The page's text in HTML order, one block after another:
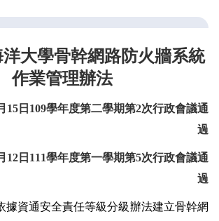
洋大學骨幹網路防火牆系統
作業管理辦法
15日109學年度第二學期第2次行政會議通
過
12日111學年度第一學期第5次行政會議通
過
據資通安全責任等級分級辦法建立骨幹網